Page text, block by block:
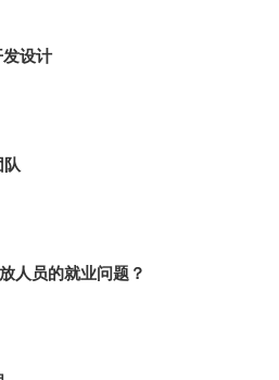
设计
队
人员的就业问题？